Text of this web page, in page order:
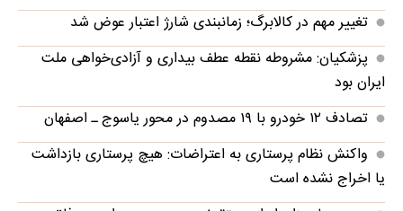
تغییر مهم در کالابرگ؛ زمانبندی‌ شارژ اعتبار عوض شد
پزشکیان: مشروطه نقطه عطف بیداری و آزادی‌خواهی ملت
ایران بود
تصادف ۱۲ خودرو با ۱۹ مصدوم در محور یاسوج ـ اصفهان
واکنش نظام پرستاری به اعتراضات: هیچ پرستاری بازداشت
یا اخراج نشده است